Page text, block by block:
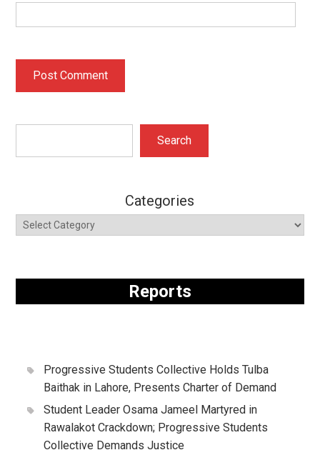
Search
Categories
Reports
Progressive Students Collective Holds Tulba
Baithak in Lahore, Presents Charter of Demand
Student Leader Osama Jameel Martyred in
Rawalakot Crackdown; Progressive Students
Collective Demands Justice